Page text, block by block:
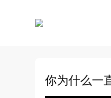
你为什么一